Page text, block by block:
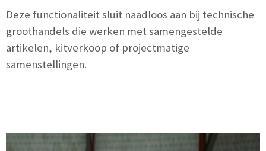
Deze functionaliteit sluit naadloos aan bij technische
groothandels die werken met samengestelde
artikelen, kitverkoop of projectmatige
samenstellingen.